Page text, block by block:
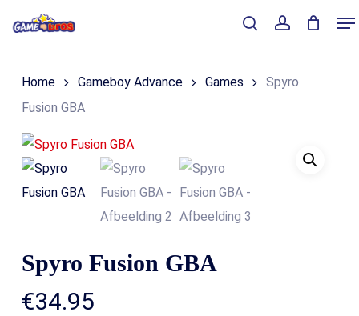
content
Winkelmand
Home Gameboy Advance Games
Spyro
Fusion GBA
Spyro Fusion GBA
€34.95